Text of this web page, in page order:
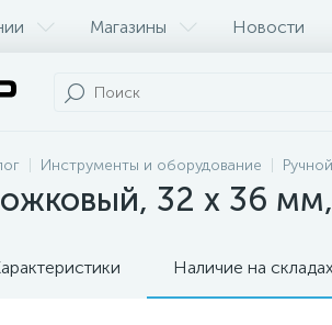
Магазины Новости
Инструменты и оборудование
32 х 36
Наличие на